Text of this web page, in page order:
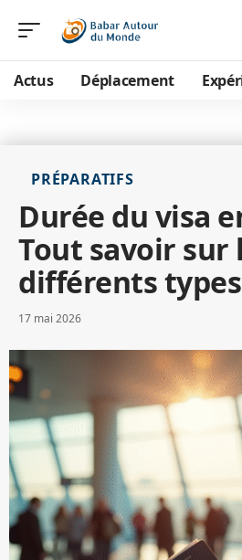
Actus Déplacement
PRÉPARATIFS
Durée du visa
Tout savoir sur
différents types
17 mai 2026